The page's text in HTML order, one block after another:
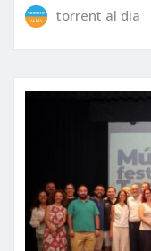
torrent al dia